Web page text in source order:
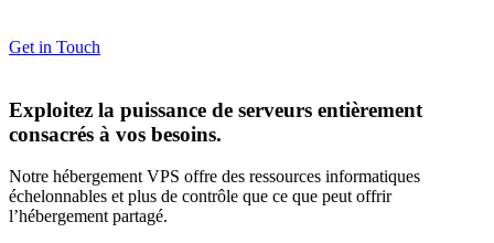
Get in Touch
Exploitez la puissance de serveurs entièrement
consacrés à vos besoins.
Notre hébergement VPS offre des ressources informatiques
échelonnables et plus de contrôle que ce que peut offrir
l’hébergement partagé.